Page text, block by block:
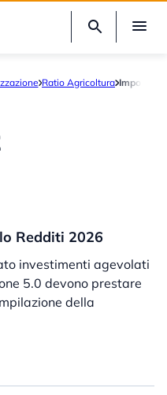
Ratio Agricoltura Imposte e
Redditi 2026
investimenti agevolati
5.0 devono prestare
della